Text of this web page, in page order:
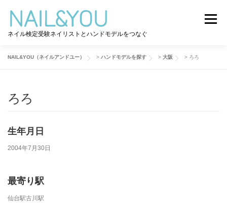
ネイル検定受験ネイリストとハンドモデルをつなぐ
メニュー
ハンドモデルを探す
NAIL&YOU（ネイルアンドユー） > ハンドモデルを探す > 大阪 > ろろ
ろろ
生年月日
2004年7月30日
最寄り駅
仙台駅古川駅